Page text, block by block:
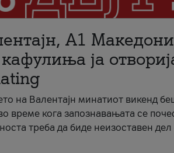
A1
ја
на Валентајн минатиот викенд
време кога запознавањата се
треба да биде неизоставен